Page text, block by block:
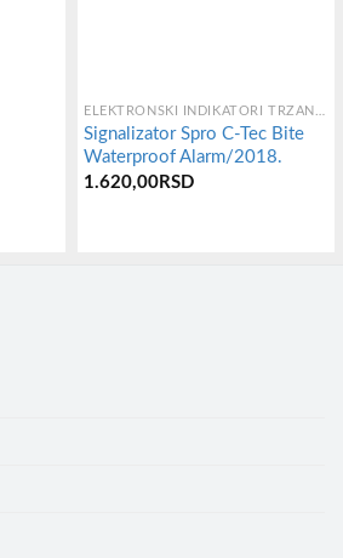
Signalizator Spro C-Tec Bite
Waterproof Alarm/2018.
1.620,00RSD